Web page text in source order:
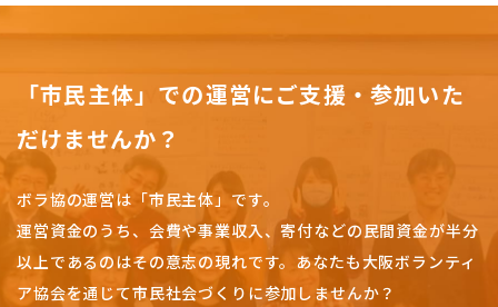
「市民主体」での運営にご支援・参加いた
だけませんか？
ボラ協の運営は「市民主体」です。
運営資金のうち、会費や事業収入、寄付などの民間資金が半分
以上であるのはその意志の現れです。 あなたも大阪ボランティ
ア協会を通じて市民社会づくりに参加しませんか？